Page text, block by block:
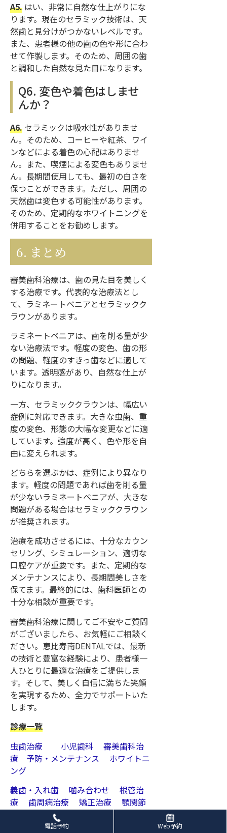
電話予約 Web予約
A5. はい、非常に自然な仕上がりにな
ります。現在のセラミック技術は、天
然歯と見分けがつかないレベルです。
また、患者様の他の歯の色や形に合わ
せて作製します。そのため、周囲の歯
と調和した自然な見た目になります。
Q6. 変色や着色はしませ
んか？
A6. セラミックは吸水性がありませ
ん。そのため、コーヒーや紅茶、ワイ
ンなどによる着色の心配はありませ
ん。また、喫煙による変色もありませ
ん。長期間使用しても、最初の白さを
保つことができます。ただし、周囲の
天然歯は変色する可能性があります。
そのため、定期的なホワイトニングを
併用することをお勧めします。
6. まとめ
審美歯科治療は、歯の見た目を美しく
する治療です。代表的な治療法とし
て、ラミネートベニアとセラミックク
ラウンがあります。
ラミネートベニアは、歯を削る量が少
ない治療法です。軽度の変色、歯の形
の問題、軽度のすきっ歯などに適して
います。透明感があり、自然な仕上が
りになります。
一方、セラミッククラウンは、幅広い
症例に対応できます。大きな虫歯、重
度の変色、形態の大幅な変更などに適
しています。強度が高く、色や形を自
由に変えられます。
どちらを選ぶかは、症例により異なり
ます。軽度の問題であれば歯を削る量
が少ないラミネートベニアが、大きな
問題がある場合はセラミッククラウン
が推奨されます。
治療を成功させるには、十分なカウン
セリング、シミュレーション、適切な
口腔ケアが重要です。また、定期的な
メンテナンスにより、長期間美しさを
保てます。最終的には、歯科医師との
十分な相談が重要です。
審美歯科治療に関してご不安やご質問
がございましたら、お気軽にご相談く
ださい。恵比寿南DENTALでは、最新
の技術と豊富な経験により、患者様一
人ひとりに最適な治療をご提供しま
す。そして、美しく自信に満ちた笑顔
を実現するため、全力でサポートいた
します。
診療一覧
虫歯治療
小児歯科
審美歯科治
療
予防・メンテナンス
ホワイトニ
ング
義歯・入れ歯
噛み合わせ
根管治
療
歯周病治療 矯正治療
顎関節